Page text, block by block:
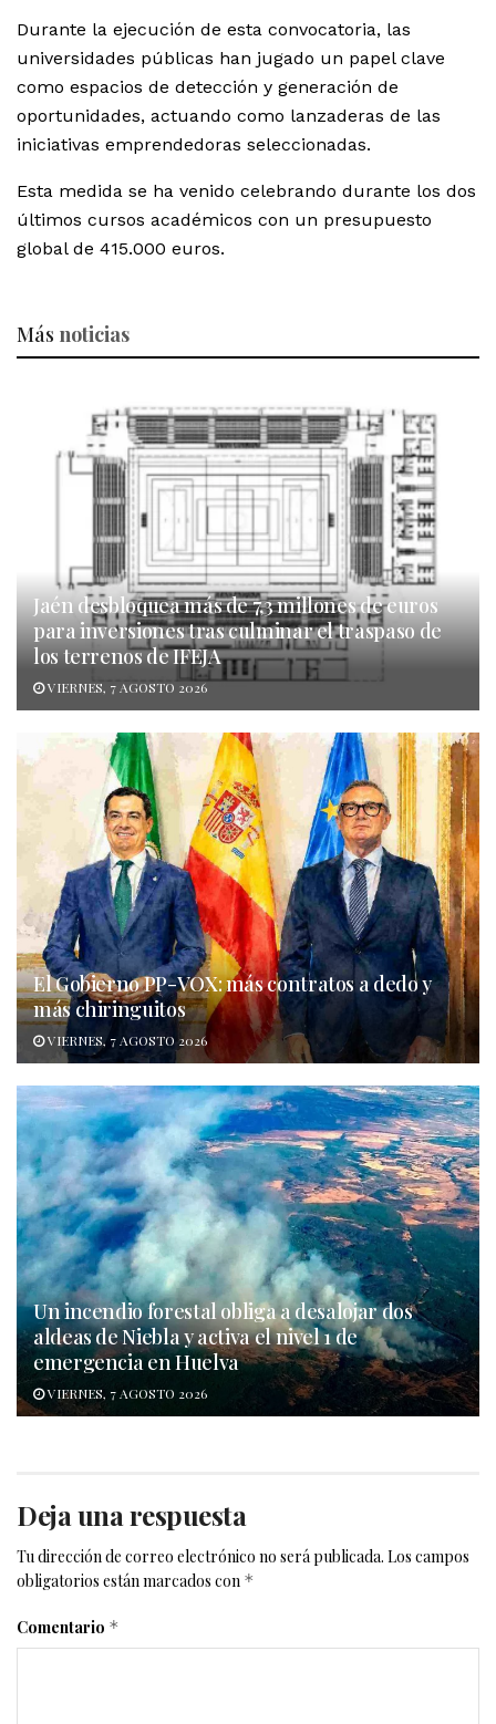
Durante la ejecución de esta convocatoria, las
universidades públicas han jugado un papel clave
como espacios de detección y generación de
oportunidades, actuando como lanzaderas de las
iniciativas emprendedoras seleccionadas.
Esta medida se ha venido celebrando durante los dos
últimos cursos académicos con un presupuesto
global de 415.000 euros.
Más noticias
Jaén desbloquea más de 7,3 millones de euros
para inversiones tras culminar el traspaso de
los terrenos de IFEJA
VIERNES, 7 AGOSTO 2026
El Gobierno PP-VOX: más contratos a dedo y
más chiringuitos
VIERNES, 7 AGOSTO 2026
Un incendio forestal obliga a desalojar dos
aldeas de Niebla y activa el nivel 1 de
emergencia en Huelva
VIERNES, 7 AGOSTO 2026
Deja una respuesta
Tu dirección de correo electrónico no será publicada. Los campos
obligatorios están marcados con *
Comentario *